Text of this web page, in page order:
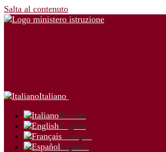
Salta al contenuto
Italiano
Italiano
English
Français
Español